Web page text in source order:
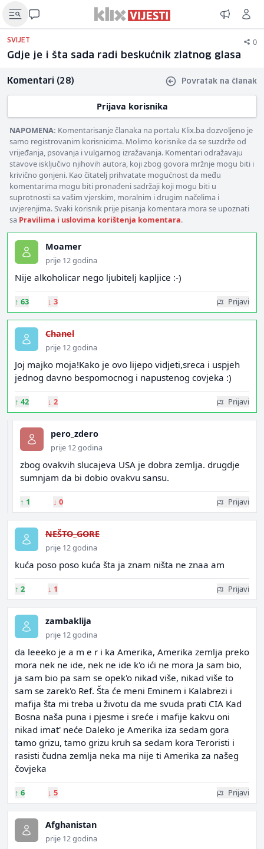
SVIJET 0
Gdje je i šta sada radi beskućnik zlatnog glasa
Komentari (28) Povratak na članak
Prijava korisnika
NAPOMENA: Komentarisanje članaka na portalu Klix.ba dozvoljeno je
samo registrovanim korisnicima. Molimo korisnike da se suzdrže od
vrijeđanja, psovanja i vulgarnog izražavanja. Komentari odražavaju
stavove isključivo njihovih autora, koji zbog govora mržnje mogu biti i
krivično gonjeni. Kao čitatelj prihvatate mogućnost da među
komentarima mogu biti pronađeni sadržaji koji mogu biti u
suprotnosti sa vašim vjerskim, moralnim i drugim načelima i
uvjerenjima. Svaki korisnik prije pisanja komentara mora se upoznati
sa Pravilima i uslovima korištenja komentara.
Moamer
prije 12 godina
Nije alkoholicar nego ljubitelj kapljice :-)
↑ 63 ↓ 3 Prijavi
Chanel
prije 12 godina
Joj majko moja!Kako je ovo lijepo vidjeti,sreca i uspjeh
jednog davno bespomocnog i napustenog covjeka :)
↑ 42 ↓ 2 Prijavi
pero_zdero
prije 12 godina
zbog ovakvih slucajeva USA je dobra zemlja. drugdje
sumnjam da bi dobio ovakvu sansu.
↑ 1 ↓ 0 Prijavi
NEŠTO_GORE
prije 12 godina
kuća poso poso kuća šta ja znam ništa ne znaa am
↑ 2 ↓ 1 Prijavi
zambaklija
prije 12 godina
da leeeko je a m e r i ka Amerika, Amerika zemlja preko
mora nek ne ide, nek ne ide k'o ići ne mora Ja sam bio,
ja sam bio pa sam se opek'o nikad više, nikad više to
sam se zarek'o Ref. Šta će meni Eminem i Kalabrezi i
mafija šta mi treba u životu da me svuda prati CIA Kad
Bosna naša puna i pjesme i sreće i mafije kakvu oni
nikad imat' neće Daleko je Amerika iza sedam gora
tamo grizu, tamo grizu kruh sa sedam kora Teroristi i
rasisti čudna zemlja neka ma nije ti Amerika za našeg
čovjeka
↑ 6 ↓ 5 Prijavi
Afghanistan
prije 12 godina